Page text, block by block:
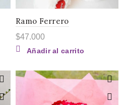
Ramo Ferrero
$47.000
Añadir al carrito